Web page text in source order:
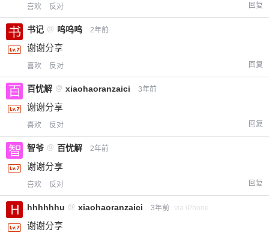
喜欢 反对 回复
书记 @ 呜呜呜 2年前
谢谢分享
喜欢 反对 回复
百忧解 @ xiaohaoranzaici 3年前
谢谢分享
喜欢 反对 回复
智爷 @ 百忧解 2年前
谢谢分享
喜欢 反对 回复
hhhhhhu @ xiaohaoranzaici 3年前 via iPhone
谢谢分享